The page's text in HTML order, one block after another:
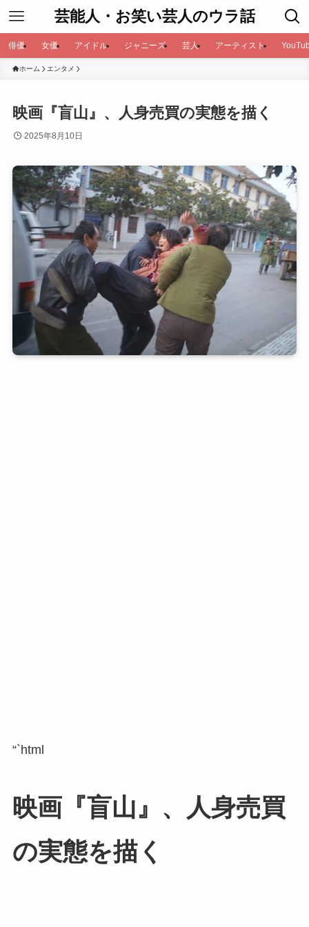
芸能人・お笑い芸人のウラ話
俳優 女優 アイドル ジャニーズ 芸人 アーティスト
ホーム エンタメ
映画『盲山』、人身売買の実態を描く
2025年8月10日
“`html
映画『盲山』、人身売買
の実態を描く